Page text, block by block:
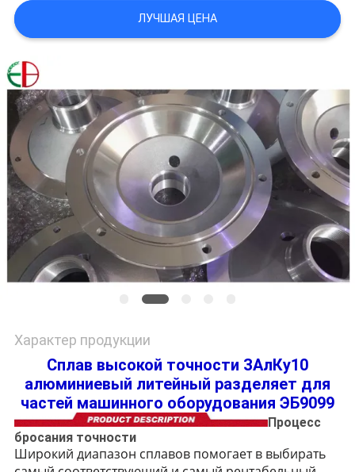
САЙТА
ПОЛИТИКА
КОНФИДЕНЦИАЛЬНОСТИ
ЛУЧШАЯ ЦЕНА
Характер продукции
Сплав высокой точности ЗАлКу10
алюминиевый литейный разделяет для
частей машинного оборудования ЭБ9099
Процесс
бросанияточности
Широкий диапазон сплавов помогает в выбирать